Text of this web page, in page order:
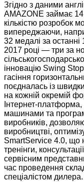
Згідно з даними
AMAZONE займає 14
кількістю розробок
випереджаючи,
32 медалі за
2017 році — три за
інновацію Swing
гасіння
поєдналась із
на кожній окремій
Інтернет-
машинами та
виробників,
виробництві,
SmartService 4.0, що
тренінги,
сервісним
час проведення
спеціалістом дилера.